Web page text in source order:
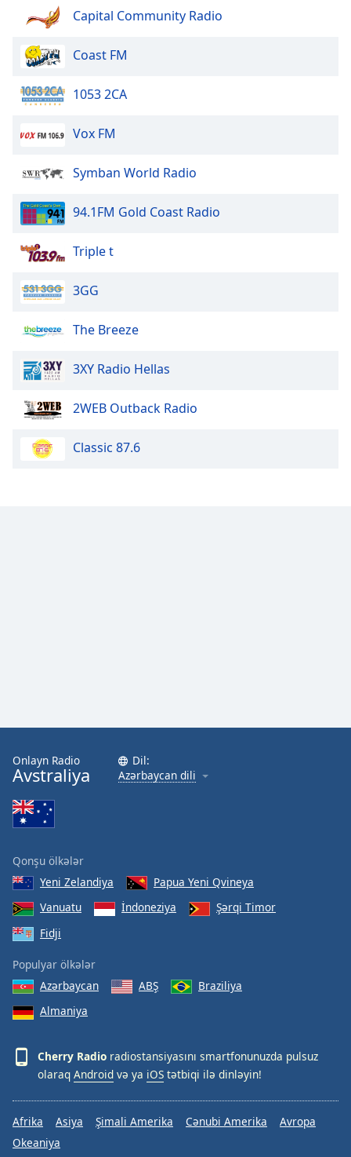
Capital Community Radio
Coast FM
1053 2CA
Vox FM
Symban World Radio
94.1FM Gold Coast Radio
Triple t
3GG
The Breeze
3XY Radio Hellas
2WEB Outback Radio
Classic 87.6
Onlayn Radio
Avstraliya
Dil:
Azərbaycan dili
Qonşu ölkələr
Yeni Zelandiya
Papua Yeni Qvineya
Vanuatu
İndoneziya
Şərqi Timor
Fidji
Populyar ölkələr
Azərbaycan
ABŞ
Braziliya
Almaniya
Cherry Radio radiostansiyasını smartfonunuzda pulsuz
olaraq Android və ya iOS tətbiqi ilə dinləyin!
Afrika Asiya Şimali Amerika Cənubi Amerika
Avropa
Okeaniya